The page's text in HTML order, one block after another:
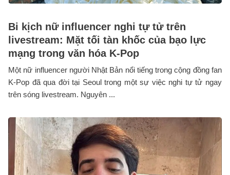
Bi kịch nữ influencer nghi tự tử trên
livestream: Mặt tối tàn khốc của bạo lực
mạng trong văn hóa K-Pop
Một nữ influencer người Nhật Bản nổi tiếng trong cộng đồng fan
K-Pop đã qua đời tại Seoul trong một sự việc nghi tự tử ngay
trên sóng livestream. Nguyên ...